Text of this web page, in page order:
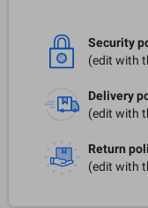
Security
(edit with
Delivery
(edit with
Return
(edit with